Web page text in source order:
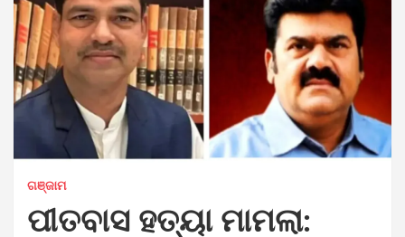
ଗଞ୍ଜାମ
ପୀତବାସ ହତ୍ୟା ମାମଲା: